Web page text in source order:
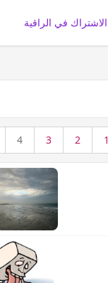
الاشتراك في الراقية
1
2
3
4